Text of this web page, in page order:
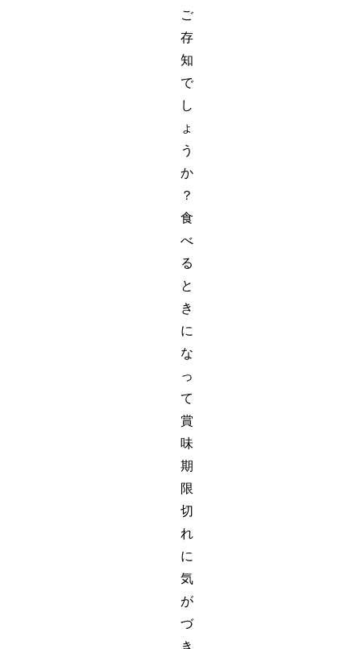
ご
存
知
で
し
ょ
う
か
？
食
べ
る
と
き
に
な
っ
て
賞
味
期
限
切
れ
に
気
が
づ
き